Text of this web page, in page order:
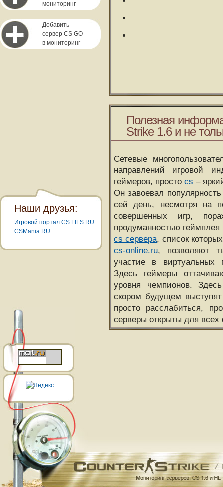
мониторинг
Добавить
сервер CS GO
в мониторинг
Полезная
Strike 1.6 и не
Сетевые
направлений игровой
геймеров, простоcs –
Он завоевал
сей день, несмотря на
совершенных игр,
продуманностью
cs сервера, список
cs-online.ru, позволяют
участие в виртуальных
Здесь геймеры
уровня чемпионов.
скором будущем
просто расслабиться,
серверы открыты для всех
Наши друзья:
Игровой портал CS.LIFS.RU
CSMania.RU